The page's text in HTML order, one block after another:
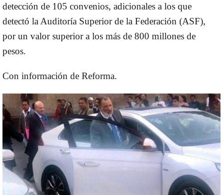
detección de 105 convenios, adicionales a los que
detectó la Auditoría Superior de la Federación (ASF),
por un valor superior a los más de 800 millones de
pesos.
Con información de Reforma.